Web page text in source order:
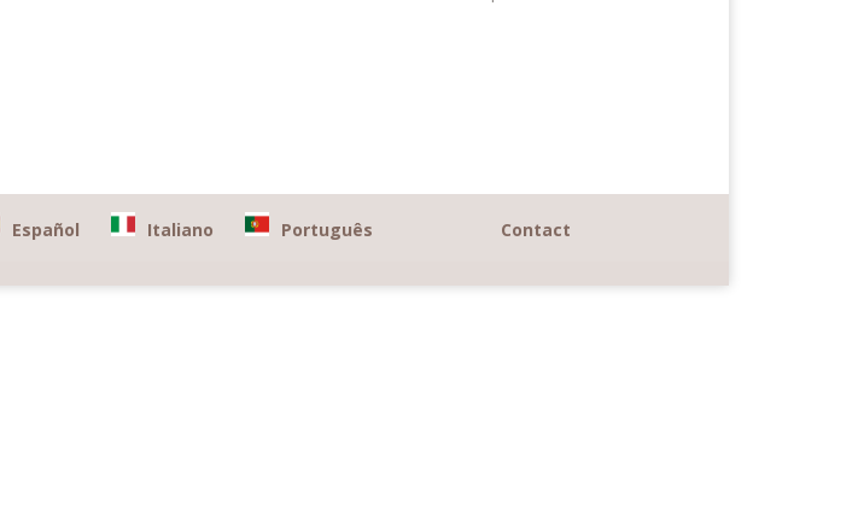
Español Italiano Português Contact